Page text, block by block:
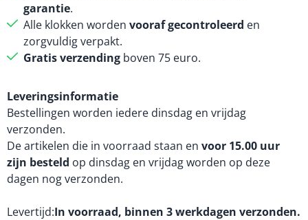
garantie.
Alle klokken worden vooraf gecontroleerd en
zorgvuldig verpakt.
Gratis verzending boven 75 euro.
Leveringsinformatie
Bestellingen worden iedere dinsdag en vrijdag
verzonden.
De artikelen die in voorraad staan en voor 15.00 uur
zijn besteld op dinsdag en vrijdag worden op deze
dagen nog verzonden.
Levertijd In voorraad, binnen 3 werkdagen verzonden.